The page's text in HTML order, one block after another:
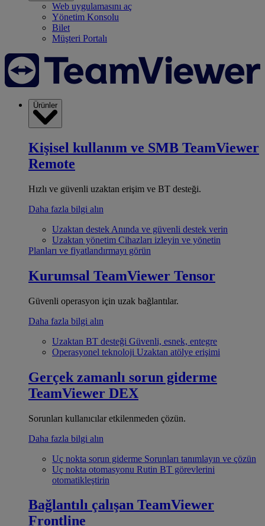
Web uygulamasını aç
Yönetim Konsolu
Bilet
Müşteri Portalı
Ürünler
Kişisel kullanım ve SMB TeamViewer
Remote
Hızlı ve güvenli uzaktan erişim ve BT desteği.
Daha fazla bilgi alın
Uzaktan destek Anında ve güvenli destek verin
Uzaktan yönetim Cihazları izleyin ve yönetin
Planları ve fiyatlandırmayı görün
Kurumsal TeamViewer Tensor
Güvenli operasyon için uzak bağlantılar.
Daha fazla bilgi alın
Uzaktan BT desteği Güvenli, esnek, entegre
Operasyonel teknoloji Uzaktan atölye erişimi
Gerçek zamanlı sorun giderme
TeamViewer DEX
Sorunları kullanıcılar etkilenmeden çözün.
Daha fazla bilgi alın
Uç nokta sorun giderme Sorunları tanımlayın ve çözün
Uç nokta otomasyonu Rutin BT görevlerini
otomatikleştirin
Bağlantılı çalışan TeamViewer
Frontline